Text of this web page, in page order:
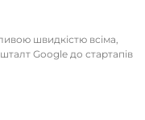
швидкістю всіма,
Google до стартапів